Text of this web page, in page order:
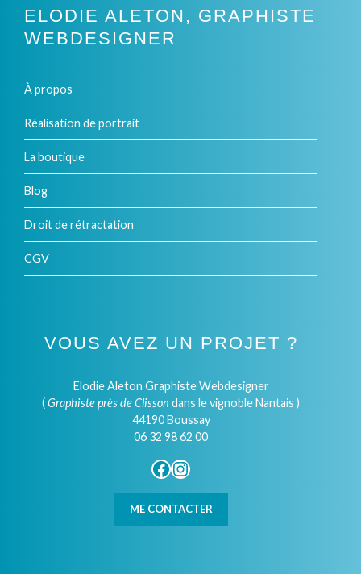
ELODIE ALETON, GRAPHISTE
WEBDESIGNER
À propos
Réalisation de portrait
La boutique
Blog
Droit de rétractation
CGV
VOUS AVEZ UN PROJET ?
Elodie Aleton Graphiste Webdesigner
(Graphiste près de Clisson dans le vignoble Nantais )
44190 Boussay
06 32 98 62 00
Facebook
Instagram
ME CONTACTER